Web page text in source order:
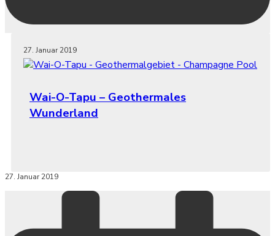
27. Januar 2019
Wai-O-Tapu – Geothermales
Wunderland
27. Januar 2019